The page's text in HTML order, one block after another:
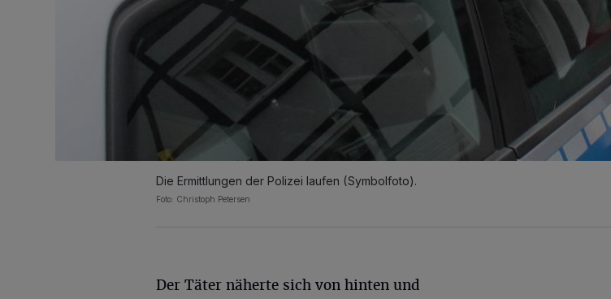
Die Ermittlungen der Polizei laufen (Symbolfoto).
Foto: Christoph Petersen
Der Täter näherte sich von hinten und